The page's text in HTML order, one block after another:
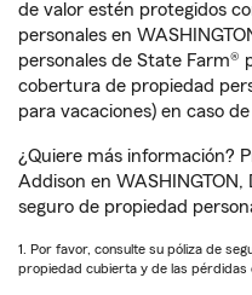
de valor estén protegidos
personales en
personales de State Farm®
cobertura de propiedad
para vacaciones) en caso
¿Quiere más información?
Addison en
seguro de propiedad
1. Por favor, consulte su póliza de
propiedad cubierta y de las pérdidas